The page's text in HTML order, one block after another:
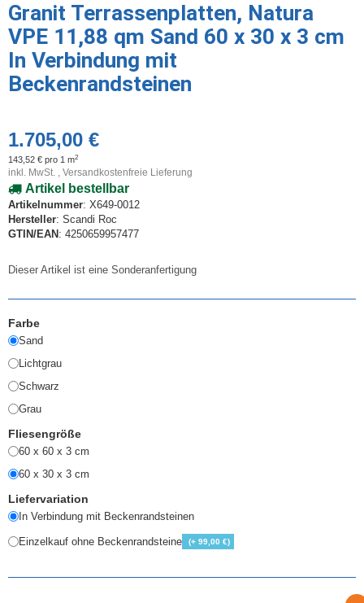
Granit Terrassenplatten, Natura
VPE 11,88 qm Sand 60 x 30 x 3 cm
In Verbindung mit
Beckenrandsteinen
1.705,00 €
143,52 € pro 1 m2
inkl. MwSt. , Versandkostenfreie Lieferung
Artikel bestellbar
Artikelnummer: X649-0012
Hersteller: Scandi Roc
GTIN/EAN : 4250659957477
Dieser Artikel ist eine Sonderanfertigung
Farbe
Sand
Lichtgrau
Schwarz
Grau
Fliesengröße
60 x 60 x 3 cm
60 x 30 x 3 cm
Liefervariation
In Verbindung mit Beckenrandsteinen
Einzelkauf ohne Beckenrandsteine (+ 99,00 €)